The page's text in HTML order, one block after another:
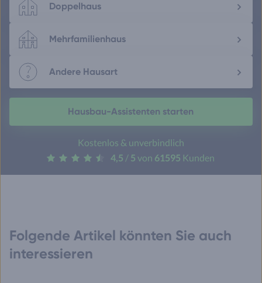
Doppelhaus
Mehrfamilienhaus
Andere Hausart
Hausbau-Assistenten starten
Kostenlos & unverbindlich
4,5 / 5 von 61595 Kunden
Folgende Artikel könnten Sie auch
interessieren